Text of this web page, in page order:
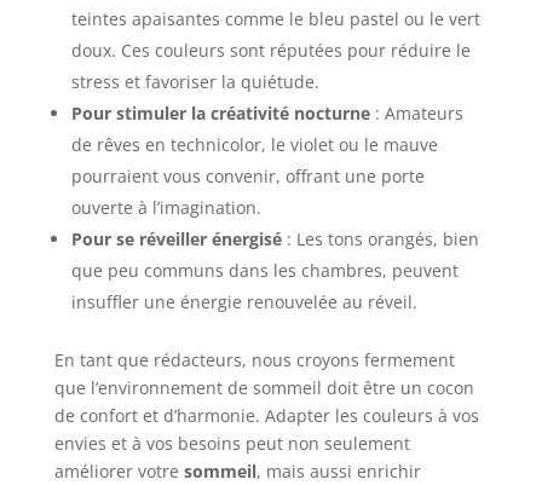
teintes apaisantes comme le bleu pastel ou le vert
doux. Ces couleurs sont réputées pour réduire le
stress et favoriser la quiétude.
Pour stimuler la créativité nocturne: Amateurs
de rêves en technicolor, le violet ou le mauve
pourraient vous convenir, offrant une porte
ouverte à l’imagination.
Pour se réveiller énergisé: Les tons orangés, bien
que peu communs dans les chambres, peuvent
insuffler une énergie renouvelée au réveil.
En tant que rédacteurs, nous croyons fermement
que l’environnement de sommeil doit être un cocon
de confort et d’harmonie. Adapter les couleurs à vos
envies et à vos besoins peut non seulement
améliorer votre sommeil, mais aussi enrichir